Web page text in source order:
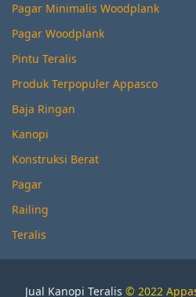
Pagar Minimalis Woodplank
Pagar Woodplank
Pintu Teralis
Produk Terpopuler Appasco
Baja Ringan
Kanopi
Konstruksi Berat
Pagar
Railing
Teralis
Jual Kanopi Teralis © 2022